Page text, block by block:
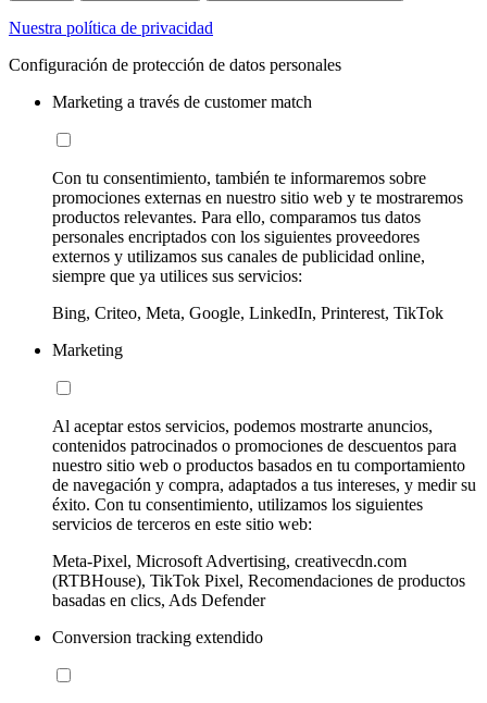
Nuestra política de privacidad
Configuración de protección de datos personales
Marketing a través de customer match
Con tu consentimiento, también te informaremos sobre
promociones externas en nuestro sitio web y te mostraremos
productos relevantes. Para ello, comparamos tus datos
personales encriptados con los siguientes proveedores
externos y utilizamos sus canales de publicidad online,
siempre que ya utilices sus servicios:
Bing, Criteo, Meta, Google, LinkedIn, Printerest, TikTok
Marketing
Al aceptar estos servicios, podemos mostrarte anuncios,
contenidos patrocinados o promociones de descuentos para
nuestro sitio web o productos basados en tu comportamiento
de navegación y compra, adaptados a tus intereses, y medir su
éxito. Con tu consentimiento, utilizamos los siguientes
servicios de terceros en este sitio web:
Meta-Pixel, Microsoft Advertising, creativecdn.com
(RTBHouse), TikTok Pixel, Recomendaciones de productos
basadas en clics, Ads Defender
Conversion tracking extendido